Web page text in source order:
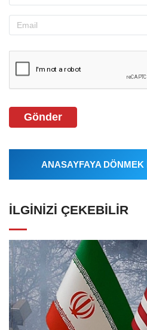
Gönder
ANASAYFAYA DÖNMEK
İLGINIZI ÇEKEBILIR